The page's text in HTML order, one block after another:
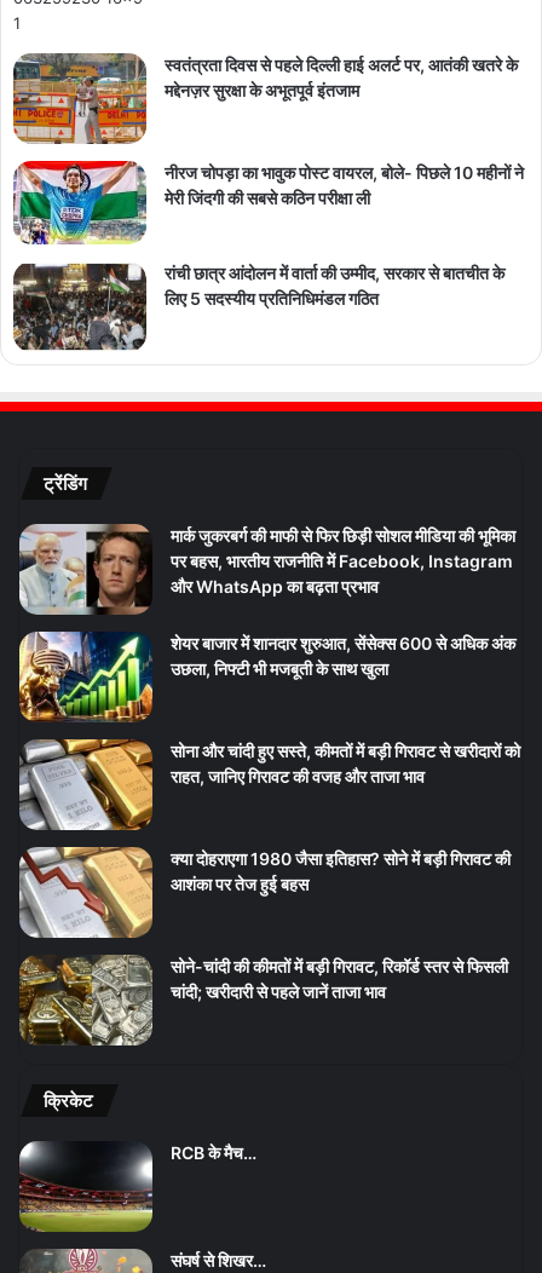
स्वतंत्रता दिवस से पहले दिल्ली हाई अलर्ट पर, आतंकी खतरे के
मद्देनज़र सुरक्षा के अभूतपूर्व इंतजाम
नीरज चोपड़ा का भावुक पोस्ट वायरल, बोले- पिछले 10 महीनों ने
मेरी जिंदगी की सबसे कठिन परीक्षा ली
रांची छात्र आंदोलन में वार्ता की उम्मीद, सरकार से बातचीत के
लिए 5 सदस्यीय प्रतिनिधिमंडल गठित
ट्रेंडिंग
मार्क जुकरबर्ग की माफी से फिर छिड़ी सोशल मीडिया की भूमिका
पर बहस, भारतीय राजनीति में Facebook, Instagram
और WhatsApp का बढ़ता प्रभाव
शेयर बाजार में शानदार शुरुआत, सेंसेक्स 600 से अधिक अंक
उछला, निफ्टी भी मजबूती के साथ खुला
सोना और चांदी हुए सस्ते, कीमतों में बड़ी गिरावट से खरीदारों को
राहत, जानिए गिरावट की वजह और ताजा भाव
क्या दोहराएगा 1980 जैसा इतिहास? सोने में बड़ी गिरावट की
आशंका पर तेज हुई बहस
सोने-चांदी की कीमतों में बड़ी गिरावट, रिकॉर्ड स्तर से फिसली
चांदी; खरीदारी से पहले जानें ताजा भाव
क्रिकेट
RCB के मैच…
संघर्ष से शिखर…